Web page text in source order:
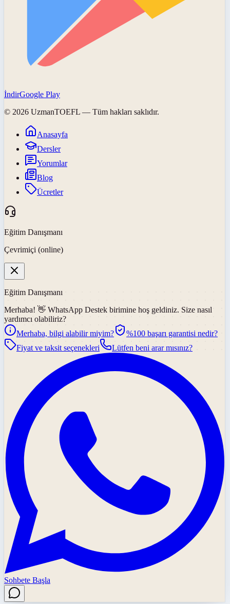
İndirGoogle Play
© 2026 UzmanTOEFL — Tüm hakları saklıdır.
Anasayfa
Dersler
Yorumlar
Blog
Ücretler
Eğitim Danışmanı
Çevrimiçi (online)
Eğitim Danışmanı
Merhaba! 👋 WhatsApp Destek birimine hoş geldiniz. Size nasıl
yardımcı olabiliriz?
Merhaba, bilgi alabilir miyim?
%100 başarı garantisi nedir?
Fiyat ve taksit seçenekleri
Lütfen beni arar mısınız?
Sohbete Başla